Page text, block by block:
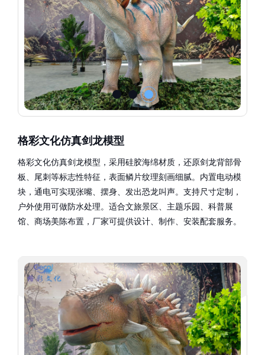
格彩文化仿真剑龙模型
格彩文化仿真剑龙模型，采用硅胶海绵材质，还原剑龙背部骨
板、尾刺等标志性特征，表面鳞片纹理刻画细腻。内置电动模
块，通电可实现张嘴、摆身、发出恐龙叫声。支持尺寸定制，
户外使用可做防水处理。适合文旅景区、主题乐园、科普展
馆、商场美陈布置，厂家可提供设计、制作、安装配套服务。